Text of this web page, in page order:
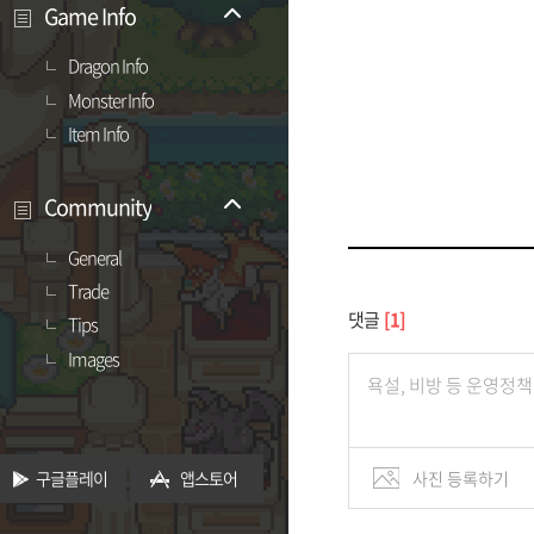
Game Info
Dragon Info
Monster Info
Item Info
Community
General
Trade
Tips
Images
구글플레이 앱스토어
댓글 1